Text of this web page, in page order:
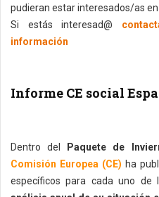
pudieran estar interesados/as en
Si estás interesad@
información
Informe CE social
Dentro del Paquete de
Comisión Europea (CE) ha
específicos para cada uno